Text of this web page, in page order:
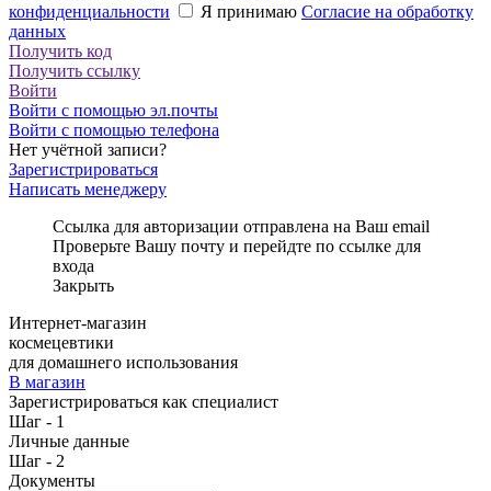
конфиденциальности
Я принимаю Согласие на обработку
данных
Получить код
Получить ссылку
Войти
Войти с помощью эл.почты
Войти с помощью телефона
Нет учётной записи?
Зарегистрироваться
Написать менеджеру
Ссылка для авторизации отправлена на Ваш email
Проверьте Вашу почту и перейдте по ссылке для
входа
Закрыть
Интернет-магазин
космецевтики
для домашнего использования
В магазин
Зарегистрироваться как специалист
Шаг - 1
Личные данные
Шаг - 2
Документы